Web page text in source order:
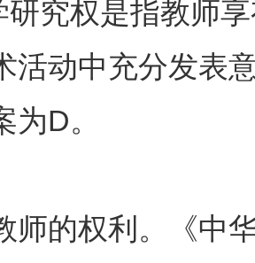
究权是指教师
活动中充分发表
D。
师的权利。《中